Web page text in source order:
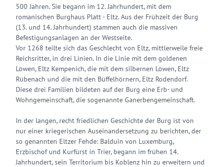
500 Jahren. Sie begann im 12. Jahrhundert, mit dem
romanischen Burghaus Platt - Eltz. Aus der Frühzeit der Burg
(13. und 14. Jahrhundert) stammen auch die massiven
Befestigungsanlagen an der Westseite.
Vor 1268 teilte sich das Geschlecht von Eltz, mittlerweile freie
Reichsritter, in drei Linien. In die Linie mit dem goldenen
Löwen, Eltz Kempenich, die mit dem silbernen Löwen, Eltz
Rübenach und die mit den Büffelhörnern, Eltz Rodendorf.
Diese drei Familien bildeten auf der Burg eine Erb- und
Wohngemeinschaft, die sogenannte Ganerbengemeinschaft.
In der langen, recht friedlichen Geschichte der Burg ist von
nur einer kriegerischen Auseinandersetzung zu berichten, der
so genannten Eltzer Fehde: Balduin von Luxemburg,
Erzbischof und Kurfürst in Trier, begann im frühen 14.
Jahrhundert, sein Territorium bis Koblenz hin zu erweitern und